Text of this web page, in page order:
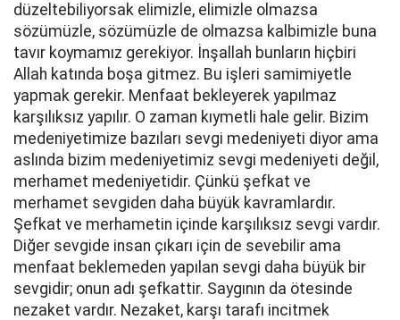
düzeltebiliyorsak elimizle, elimizle olmazsa
sözümüzle, sözümüzle de olmazsa kalbimizle buna
tavır koymamız gerekiyor. İnşallah bunların hiçbiri
Allah katında boşa gitmez. Bu işleri samimiyetle
yapmak gerekir. Menfaat bekleyerek yapılmaz
karşılıksız yapılır. O zaman kıymetli hale gelir. Bizim
medeniyetimize bazıları sevgi medeniyeti diyor ama
aslında bizim medeniyetimiz sevgi medeniyeti değil,
merhamet medeniyetidir. Çünkü şefkat ve
merhamet sevgiden daha büyük kavramlardır.
Şefkat ve merhametin içinde karşılıksız sevgi vardır.
Diğer sevgide insan çıkarı için de sevebilir ama
menfaat beklemeden yapılan sevgi daha büyük bir
sevgidir; onun adı şefkattir. Saygının da ötesinde
nezaket vardır. Nezaket, karşı tarafı incitmek